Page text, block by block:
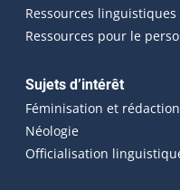
Ressources linguistiques
Ressources pour le
Sujets d’intérêt
Féminisation et
Néologie
Officialisation